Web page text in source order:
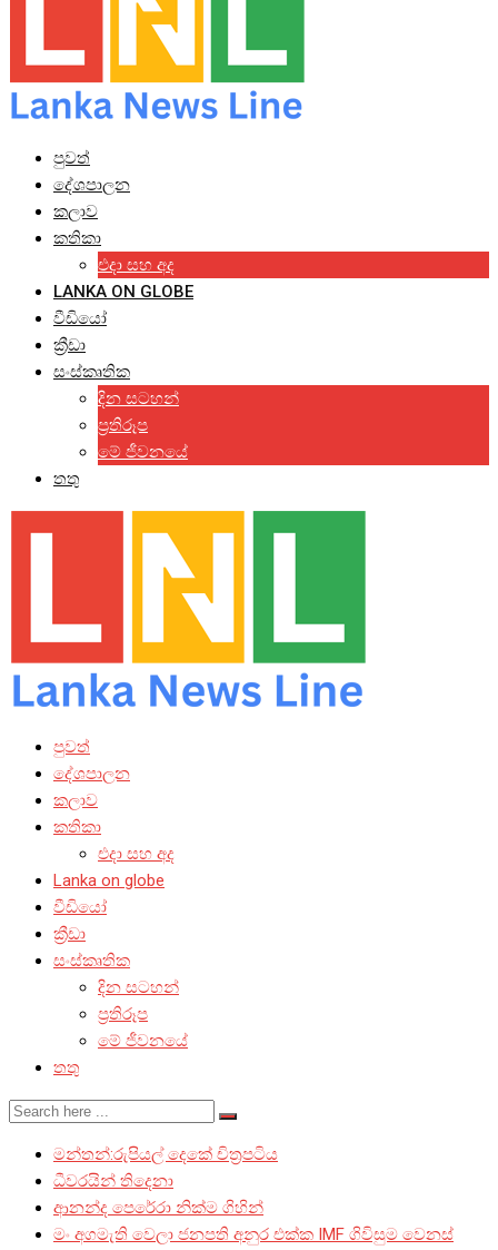
පුවත්
දේශපාලන
කලාව
කතිකා
එදා සහ අද
LANKA ON GLOBE
වීඩියෝ
ක්‍රීඩා
සංස්කෘතික
දින සටහන්
ප්‍රතිරූප
මේ ජීවනයේ
තතු
පුවත්
දේශපාලන
කලාව
කතිකා
එදා සහ අද
Lanka on globe
වීඩියෝ
ක්‍රීඩා
සංස්කෘතික
දින සටහන්
ප්‍රතිරූප
මේ ජීවනයේ
තතු
මන්තන්:රුපියල් දෙකේ චිත්‍රපටිය
ධීවරයින් තිදෙනා
ආනන්ද පෙරේරා නික්ම ගිහින්
මං අගමැති වෙලා ජනපති අනුර එක්ක IMF ගිවිසුම වෙනස්